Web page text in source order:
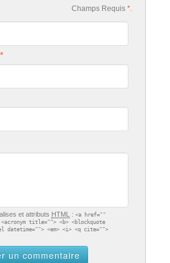
Champs Requis *.
et attributs HTML : <a href=""
title=""> <b> <blockquote
datetime=""> <em> <i> <q cite="">